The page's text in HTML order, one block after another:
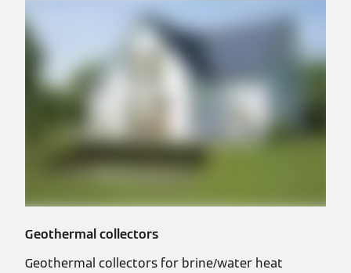
Geothermal collectors
Geothermal collectors for brine/water heat